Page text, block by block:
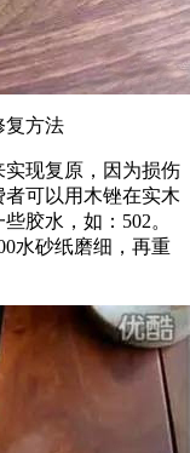
复方法
复原，因为损伤
者可以用木锉在实木
，如：502。
水砂纸磨细，再重